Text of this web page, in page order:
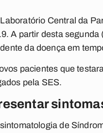
Central da
A partir desta
da doença em
pacientes que
pela SES.
de